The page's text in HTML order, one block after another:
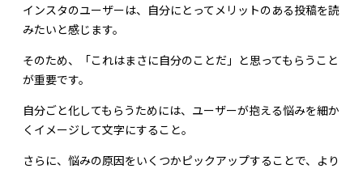
インスタのユーザーは、自分にとってメリットのある投稿を読
みたいと感じます。
そのため、「これはまさに自分のことだ」と思ってもらうこと
が重要です。
自分ごと化してもらうためには、ユーザーが抱える悩みを細か
くイメージして文字にすること。
さらに、悩みの原因をいくつかピックアップすることで、より